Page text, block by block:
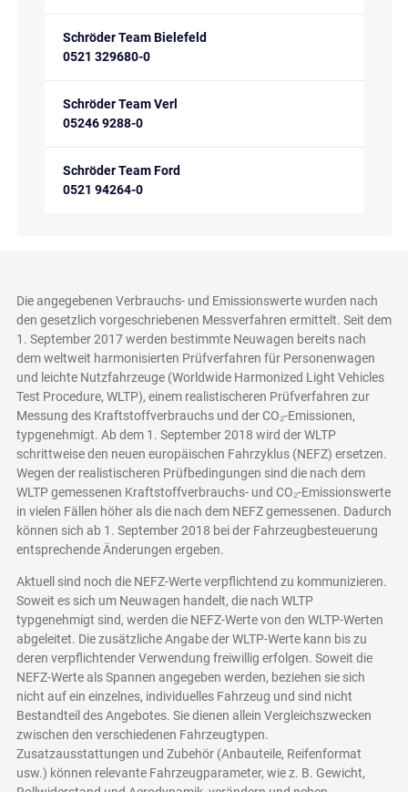
Schröder Team Bielefeld
0521 329680-0
Schröder Team Verl
05246 9288-0
Schröder Team Ford
0521 94264-0
Die angegebenen Verbrauchs- und Emissionswerte wurden nach
den gesetzlich vorgeschriebenen Messverfahren ermittelt. Seit dem
1. September 2017 werden bestimmte Neuwagen bereits nach
dem weltweit harmonisierten Prüfverfahren für Personenwagen
und leichte Nutzfahrzeuge (Worldwide Harmonized Light Vehicles
Test Procedure, WLTP), einem realistischeren Prüfverfahren zur
Messung des Kraftstoffverbrauchs und der CO₂-Emissionen,
typgenehmigt. Ab dem 1. September 2018 wird der WLTP
schrittweise den neuen europäischen Fahrzyklus (NEFZ) ersetzen.
Wegen der realistischeren Prüfbedingungen sind die nach dem
WLTP gemessenen Kraftstoffverbrauchs- und CO₂-Emissionswerte
in vielen Fällen höher als die nach dem NEFZ gemessenen. Dadurch
können sich ab 1. September 2018 bei der Fahrzeugbesteuerung
entsprechende Änderungen ergeben.
Aktuell sind noch die NEFZ-Werte verpflichtend zu kommunizieren.
Soweit es sich um Neuwagen handelt, die nach WLTP
typgenehmigt sind, werden die NEFZ-Werte von den WLTP-Werten
abgeleitet. Die zusätzliche Angabe der WLTP-Werte kann bis zu
deren verpflichtender Verwendung freiwillig erfolgen. Soweit die
NEFZ-Werte als Spannen angegeben werden, beziehen sie sich
nicht auf ein einzelnes, individuelles Fahrzeug und sind nicht
Bestandteil des Angebotes. Sie dienen allein Vergleichszwecken
zwischen den verschiedenen Fahrzeugtypen.
Zusatzausstattungen und Zubehör (Anbauteile, Reifenformat
usw.) können relevante Fahrzeugparameter, wie z. B. Gewicht,